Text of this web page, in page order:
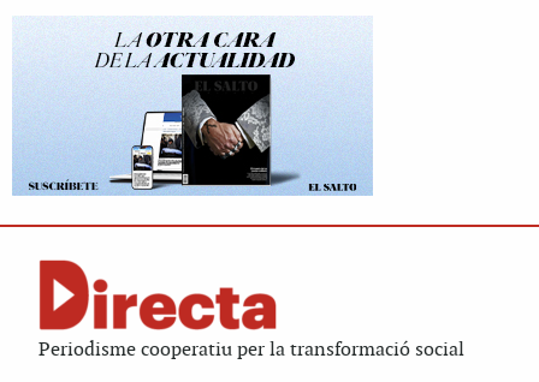
Periodisme cooperatiu per la transformació social